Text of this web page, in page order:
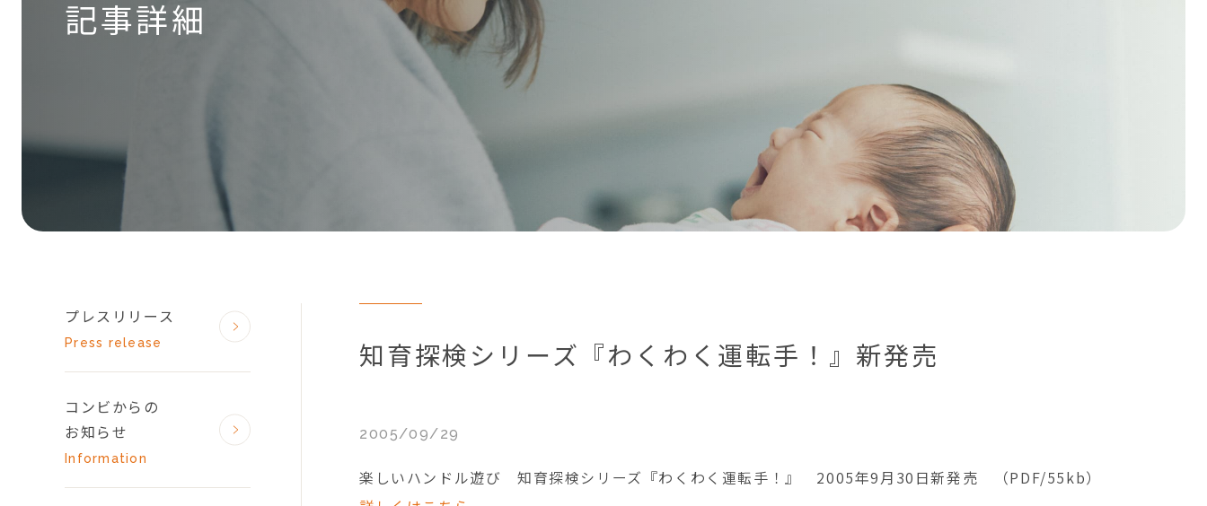
記事詳細
知育探検シリーズ『わくわく運転手！』新発売
2005/09/29
楽しいハンドル遊び 知育探検シリーズ『わくわく運転手！』 2005年9月30日新発売 （PDF/55kb）
プレスリリース
Press release
コンビからの
お知らせ
Information